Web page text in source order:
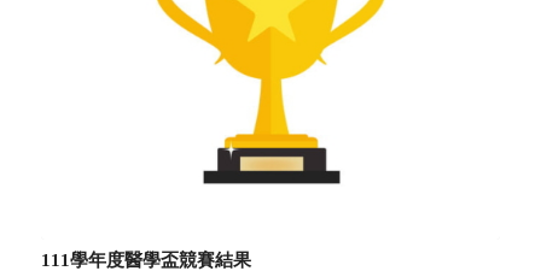
111學年度醫學盃競賽結果